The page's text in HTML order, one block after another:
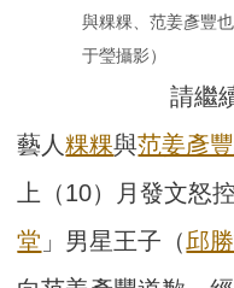
與粿粿、范姜彥豐
于瑩攝影）
請繼
藝人粿粿與范姜彥豐
上（10）月發文怒
堂 」男星王子（邱